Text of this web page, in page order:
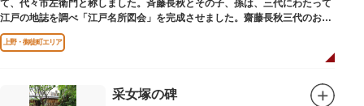
て、代々市左衛門と称しました。斉藤長秋とその子、孫は、三代にわたって
江戸の地誌を調べ「江戸名所図会」を完成させました。齋藤長秋三代のお墓
は法善寺（ほうぜんじ）にあります。
上野・御徒町エリア
采女塚の碑